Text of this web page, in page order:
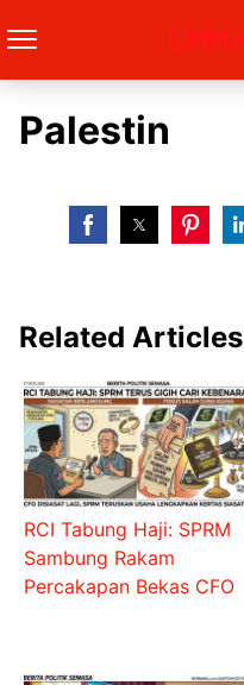
Palestin
Related Articles
RCI Tabung Haji: SPRM
Sambung Rakam
Percakapan Bekas CFO